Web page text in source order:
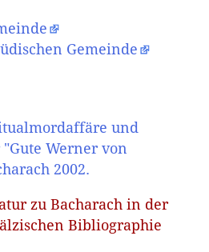
Gemeinde
und
Werner von
2002.
zu Bacharach in der
Bibliographie